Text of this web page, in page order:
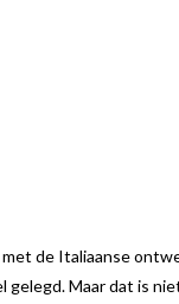
met de Italiaanse
gelegd. Maar dat is